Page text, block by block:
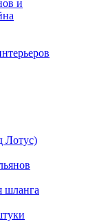
и
Лотус)
шланга